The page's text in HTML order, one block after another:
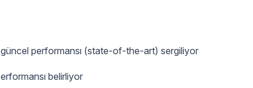
performansı (state-of-the-art) sergiliyor
belirliyor